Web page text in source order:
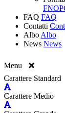
FAQ FAQ
Contatti
Albo Albo
News News
Menu
Carattere Standard
Carattere Medio